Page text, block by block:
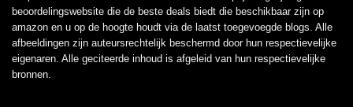
beoordelingswebsite die de beste deals biedt die beschikbaar zijn op
amazon en u op de hoogte houdt via de laatst toegevoegde blogs. Alle
afbeeldingen zijn auteursrechtelijk beschermd door hun respectievelijke
eigenaren. Alle geciteerde inhoud is afgeleid van hun respectievelijke
bronnen.